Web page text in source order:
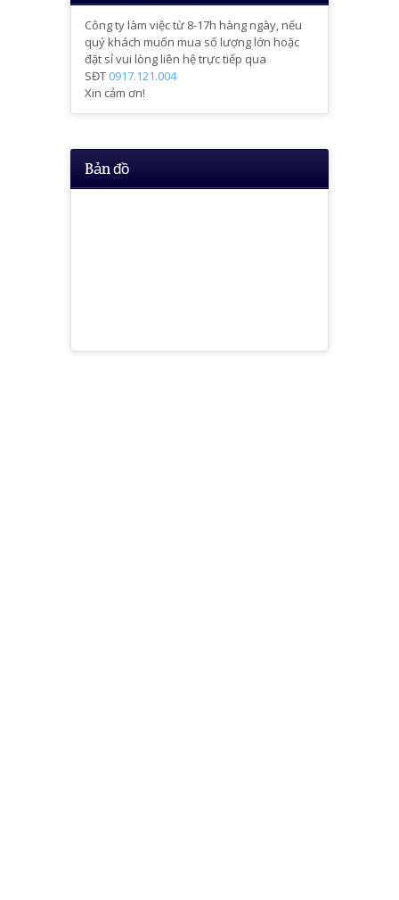
Công ty làm việc từ 8-17h hàng ngày, nếu
quý khách muốn mua số lượng lớn hoặc
đặt sỉ vui lòng liên hệ trực tiếp qua
SĐT 0917.121.004
Xin cảm ơn!
Bản đồ